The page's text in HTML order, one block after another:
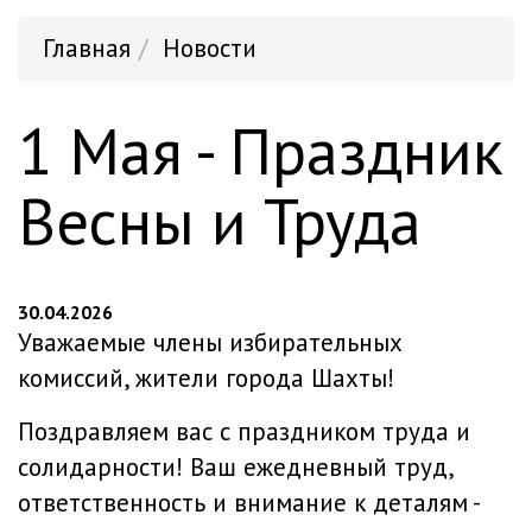
Главная Новости
1 Мая - Праздник
Весны и Труда
30.04.2026
Уважаемые члены избирательных
комиссий, жители города Шахты!
Поздравляем вас с праздником труда и
солидарности! Ваш ежедневный труд,
ответственность и внимание к деталям -